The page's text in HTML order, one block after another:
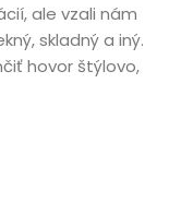
ale vzali nám
skladný a iný.
hovor štýlovo,